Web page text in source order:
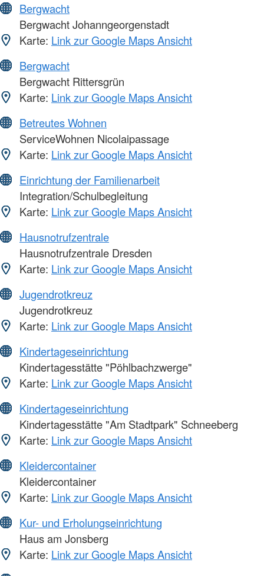
Bergwacht
Bergwacht Johanngeorgenstadt
Karte: Link zur Google Maps Ansicht
Bergwacht
Bergwacht Rittersgrün
Karte: Link zur Google Maps Ansicht
Betreutes Wohnen
ServiceWohnen Nicolaipassage
Karte: Link zur Google Maps Ansicht
Einrichtung der Familienarbeit
Integration/Schulbegleitung
Karte: Link zur Google Maps Ansicht
Hausnotrufzentrale
Hausnotrufzentrale Dresden
Karte: Link zur Google Maps Ansicht
Jugendrotkreuz
Jugendrotkreuz
Karte: Link zur Google Maps Ansicht
Kindertageseinrichtung
Kindertagesstätte "Pöhlbachzwerge"
Karte: Link zur Google Maps Ansicht
Kindertageseinrichtung
Kindertagesstätte "Am Stadtpark" Schneeberg
Karte: Link zur Google Maps Ansicht
Kleidercontainer
Kleidercontainer
Karte: Link zur Google Maps Ansicht
Kur- und Erholungseinrichtung
Haus am Jonsberg
Karte: Link zur Google Maps Ansicht